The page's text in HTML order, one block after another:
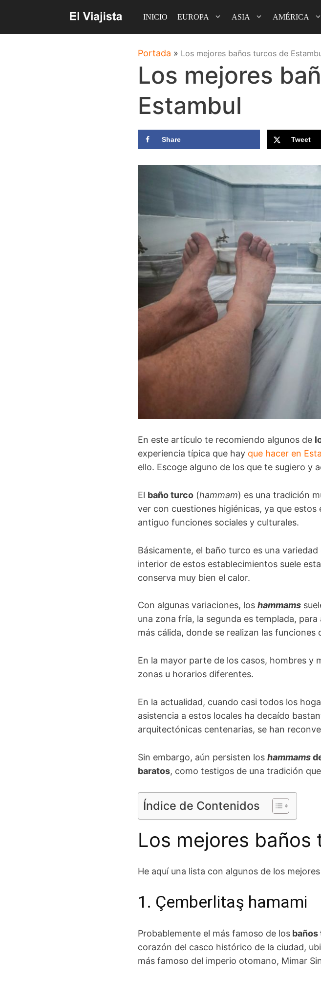
contenido
INICIO EUROPA ASIA AMÉRICA
Portada » Los mejores baños turcos de
Los mejores
Estambul
Share Tweet
En este artículo te recomiendo algunos de
experiencia típica que hay que hacer en
ello. Escoge alguno de los que te sugiero y
El baño turco (hammam) es una tradición
ver con cuestiones higiénicas, ya que
antiguo funciones sociales y culturales.
Básicamente, el baño turco es una
interior de estos establecimientos suele
conserva muy bien el calor.
Con algunas variaciones, los hammams
una zona fría, la segunda es templada,
más cálida, donde se realizan las funciones
En la mayor parte de los casos, hombres y
zonas u horarios diferentes.
En la actualidad, cuando casi todos los
asistencia a estos locales ha decaído
arquitectónicas centenarias, se han
Sin embargo, aún persisten los hammams
baratos, como testigos de una tradición
Índice de Contenidos
Los mejores
He aquí una lista con algunos de los
1. Çemberlitaş hamami
Probablemente el más famoso de los baños
corazón del casco histórico de la ciudad,
más famoso del imperio otomano, Mimar